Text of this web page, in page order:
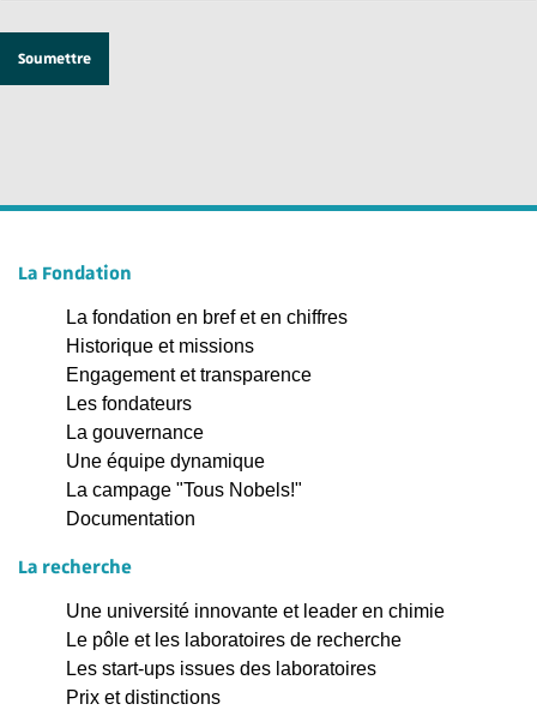
La Fondation
La fondation en bref et en chiffres
Historique et missions
Engagement et transparence
Les fondateurs
La gouvernance
Une équipe dynamique
La campage "Tous Nobels!"
Documentation
La recherche
Une université innovante et leader en chimie
Le pôle et les laboratoires de recherche
Les start-ups issues des laboratoires
Prix et distinctions